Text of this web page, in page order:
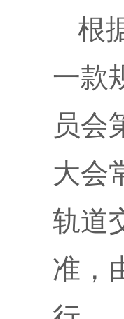
根
一款
员会
大会
轨道
准，